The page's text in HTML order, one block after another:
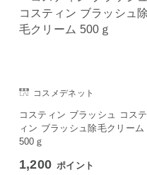
コスメデネット
コスティン ブラッシュ コステ
ィン ブラッシュ除毛クリーム
500ｇ
1,200 ポイント